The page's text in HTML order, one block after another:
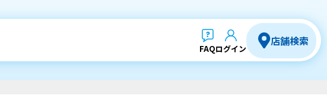
FAQログイン
店舗検索